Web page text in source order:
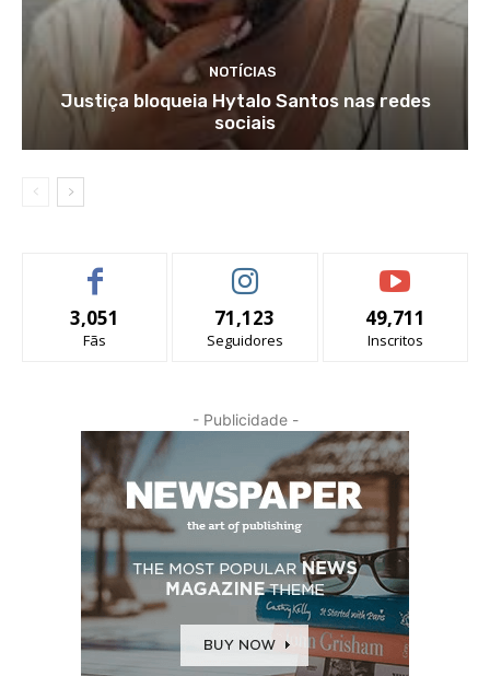
NOTÍCIAS
Justiça bloqueia Hytalo Santos nas redes
sociais
3,051
Fãs
71,123
Seguidores
49,711
Inscritos
- Publicidade -